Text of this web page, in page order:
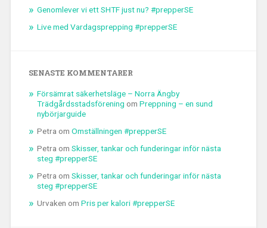
Genomlever vi ett SHTF just nu? #prepperSE
Live med Vardagsprepping #prepperSE
SENASTE KOMMENTARER
Försämrat säkerhetsläge – Norra Ängby
Trädgårdsstadsförening om Preppning – en sund
nybörjarguide
Petra om Omställningen #prepperSE
Petra om Skisser, tankar och funderingar inför nästa
steg #prepperSE
Petra om Skisser, tankar och funderingar inför nästa
steg #prepperSE
Urvaken om Pris per kalori #prepperSE